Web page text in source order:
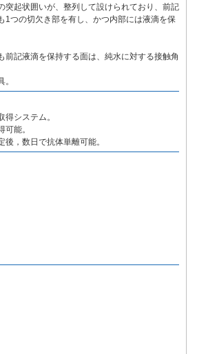
突起状囲いが、整列して設けられており、前記
1つの切欠き部を有し、かつ内部には液滴を保
前記液滴を保持する面は、純水に対する接触角
得システム。
能。
，数日で抗体単離可能。